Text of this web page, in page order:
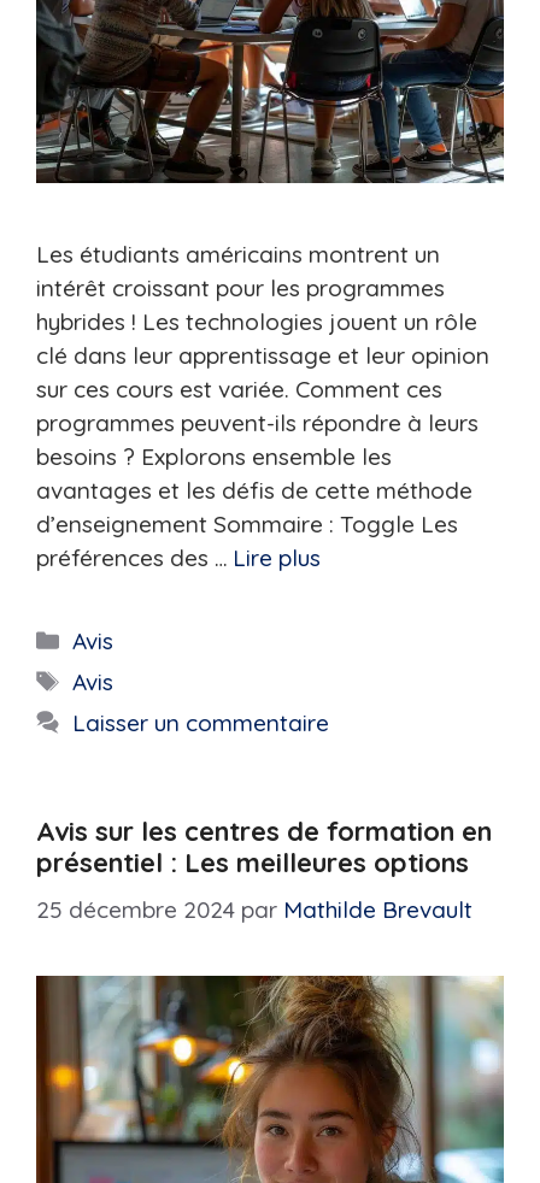
Les étudiants américains montrent un
intérêt croissant pour les programmes
hybrides ! Les technologies jouent un rôle
clé dans leur apprentissage et leur opinion
sur ces cours est variée. Comment ces
programmes peuvent-ils répondre à leurs
besoins ? Explorons ensemble les
avantages et les défis de cette méthode
d’enseignement Sommaire : Toggle Les
préférences des … Lire plus
Catégories
Avis
Étiquettes
Avis
Laisser un commentaire
Avis sur les centres de formation en
présentiel : Les meilleures options
25 décembre 2024 par Mathilde Brevault